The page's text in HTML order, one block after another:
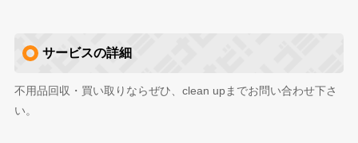
サービスの詳細
不用品回収・買い取りならぜひ、clean upまでお問い合わせ下さ
い。